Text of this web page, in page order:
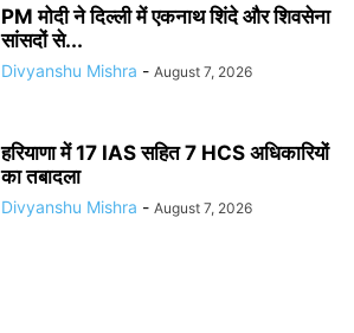
PM मोदी ने दिल्ली में एकनाथ शिंदे और शिवसेना
सांसदों से...
Divyanshu Mishra - August 7, 2026
हरियाणा में 17 IAS सहित 7 HCS अधिकारियों
का तबादला
Divyanshu Mishra - August 7, 2026